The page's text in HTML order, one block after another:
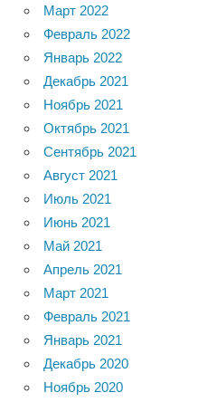
Март 2022
Февраль 2022
Январь 2022
Декабрь 2021
Ноябрь 2021
Октябрь 2021
Сентябрь 2021
Август 2021
Июль 2021
Июнь 2021
Май 2021
Апрель 2021
Март 2021
Февраль 2021
Январь 2021
Декабрь 2020
Ноябрь 2020